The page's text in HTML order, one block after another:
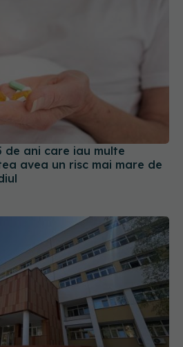
de ani care iau multe
avea un risc mai mare de